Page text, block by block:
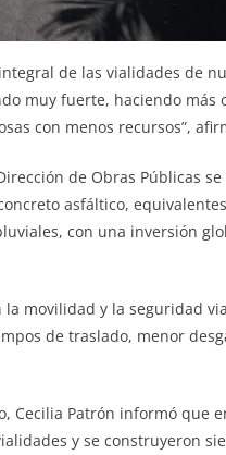
de las vialidades de
muy fuerte, haciendo más
con menos recursos”,
de Obras Públicas
asfáltico,
con una inversión
movilidad y la seguridad
de traslado, menor
Cecilia Patrón informó que
y se construyeron